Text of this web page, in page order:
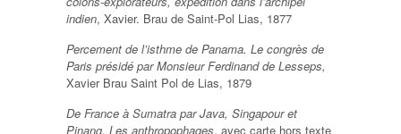
indien, Xavier. Brau de Saint-Pol Lias, 1877
Percement de l’isthme de Panama. Le congrès de
Paris présidé par Monsieur Ferdinand de Lesseps,
Xavier Brau Saint Pol de Lias, 1879
De France à Sumatra par Java, Singapour et
Pinang. Les anthropophages, avec carte hors texte